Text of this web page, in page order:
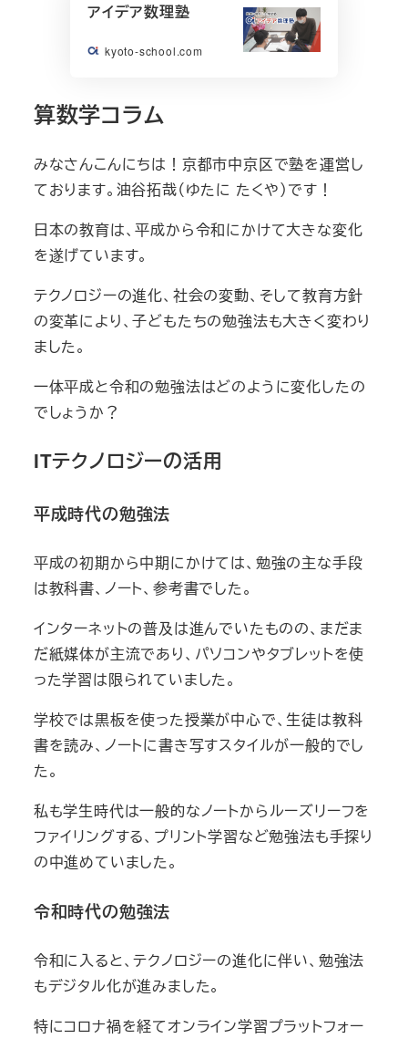
アイデア数理塾
kyoto-school.com
算数学コラム
みなさんこんにちは！京都市中京区で塾を運営し
ております。油谷拓哉（ゆたに たくや）です！
日本の教育は、平成から令和にかけて大きな変化
を遂げています。
テクノロジーの進化、社会の変動、そして教育方針
の変革により、子どもたちの勉強法も大きく変わり
ました。
一体平成と令和の勉強法はどのように変化したの
でしょうか？
ITテクノロジーの活用
平成時代の勉強法
平成の初期から中期にかけては、勉強の主な手段
は教科書、ノート、参考書でした。
インターネットの普及は進んでいたものの、まだま
だ紙媒体が主流であり、パソコンやタブレットを使
った学習は限られていました。
学校では黒板を使った授業が中心で、生徒は教科
書を読み、ノートに書き写すスタイルが一般的でし
た。
私も学生時代は一般的なノートからルーズリーフを
ファイリングする、プリント学習など勉強法も手探り
の中進めていました。
令和時代の勉強法
令和に入ると、テクノロジーの進化に伴い、勉強法
もデジタル化が進みました。
特にコロナ禍を経てオンライン学習プラットフォー